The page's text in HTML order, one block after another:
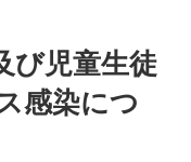
び児童生徒
感染につ